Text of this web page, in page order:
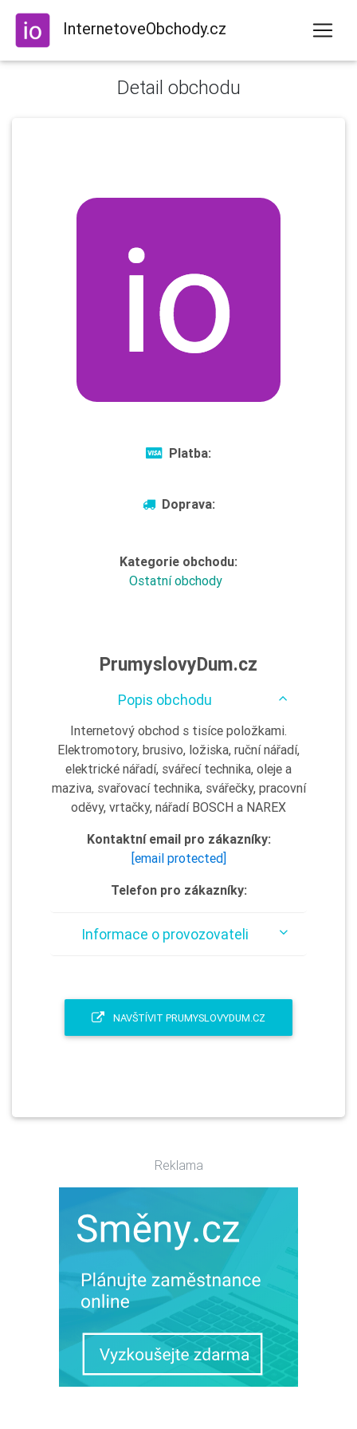
InternetoveObchody.cz
Detail obchodu
Platba:
Doprava:
Kategorie obchodu:
Ostatní obchody
PrumyslovyDum.cz
Popis obchodu
Internetový obchod s tisíce položkami.
Elektromotory, brusivo, ložiska, ruční nářadí,
elektrické nářadí, svářecí technika, oleje a
maziva, svařovací technika, svářečky, pracovní
oděvy, vrtačky, nářadí BOSCH a NAREX
Kontaktní email pro zákazníky:
[email protected]
Telefon pro zákazníky:
Informace o provozovateli
NAVŠTÍVIT PRUMYSLOVYDUM.CZ
Reklama